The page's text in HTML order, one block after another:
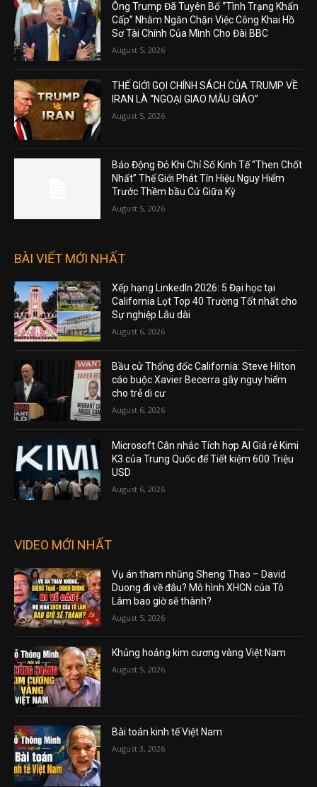
Ông Trump Đã Tuyên Bố “Tình Trạng Khẩn
Cấp” Nhằm Ngăn Chặn Việc Công Khai Hồ
Sơ Tài Chính Của Mình Cho Đài BBC
August 5, 2026
THẾ GIỚI GỌI CHÍNH SÁCH CỦA TRUMP VỀ
IRAN LÀ “NGOẠI GIAO MẪU GIÁO”
August 5, 2026
Báo Động Đỏ Khi Chỉ Số Kinh Tế “Then Chốt
Nhất” Thế Giới Phát Tín Hiệu Nguy Hiểm
Trước Thềm bầu Cử Giữa Kỳ
August 5, 2026
BÀI VIẾT MỚI NHẤT
Xếp hạng LinkedIn 2026: 5 Đại học tại
California Lọt Top 40 Trường Tốt nhất cho
Sự nghiệp Lâu dài
August 6, 2026
Bầu cử Thống đốc California: Steve Hilton
cáo buộc Xavier Becerra gây nguy hiểm
cho trẻ di cư
August 6, 2026
Microsoft Cân nhắc Tích hợp AI Giá rẻ Kimi
K3 của Trung Quốc để Tiết kiệm 600 Triệu
USD
August 6, 2026
VIDEO MỚI NHẤT
Vụ án tham nhũng Sheng Thao – David
Duong đi về đâu? Mô hình XHCN của Tô
Lâm bao giờ sẽ thành?
August 5, 2026
Khủng hoảng kim cương vàng Việt Nam
August 5, 2026
Bài toán kinh tế Việt Nam
August 3, 2026